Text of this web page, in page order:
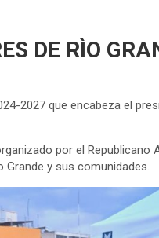
DE RÌO
2027 que encabeza el
por el Republicano
y sus comunidades.